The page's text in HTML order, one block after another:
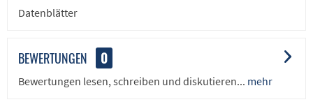
Datenblätter
BEWERTUNGEN 0
Bewertungen lesen, schreiben und diskutieren... mehr